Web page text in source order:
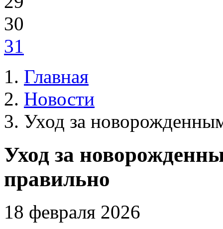
30
31
Главная
Новости
Уход за
Уход за
правильно
18 февраля 2026